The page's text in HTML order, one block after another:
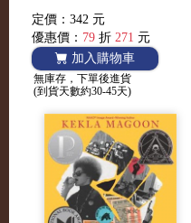
定價：342 元
優惠價： 79折 271 元
加入購物車
無庫存，下單後進貨
(到貨天數約30-45天)